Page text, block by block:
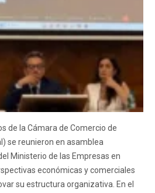
de la Cámara de Comercio de
se reunieron en asamblea
Ministerio de las Empresas en
económicas y comerciales
su estructura organizativa. En el